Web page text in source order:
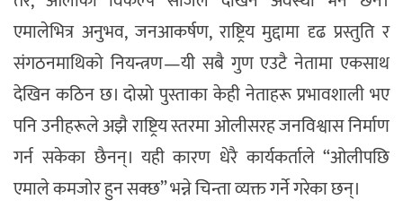
एमालेभित्र अनुभव, जनआकर्षण, राष्ट्रिय मुद्दामा दृढ प्रस्तुति र
संगठनमाथिको नियन्त्रण—यी सबै गुण एउटै नेतामा एकसाथ
देखिन कठिन छ। दोस्रो पुस्ताका केही नेताहरू प्रभावशाली भए
पनि उनीहरूले अझै राष्ट्रिय स्तरमा ओलीसरह जनविश्वास निर्माण
गर्न सकेका छैनन्। यही कारण धेरै कार्यकर्ताले “ओलीपछि
एमाले कमजोर हुन सक्छ” भन्ने चिन्ता व्यक्त गर्ने गरेका छन्।